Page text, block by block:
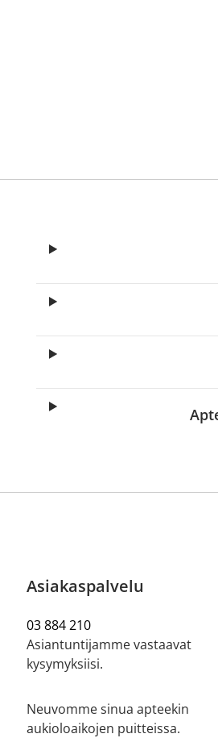
Asiakaspalvelu
03 884 210
Asiantuntijamme vastaavat
kysymyksiisi.
Neuvomme sinua apteekin
aukioloaikojen puitteissa.